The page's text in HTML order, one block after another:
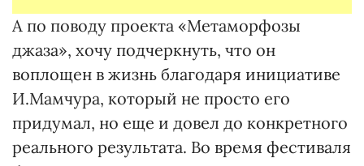
А по поводу проекта «Метаморфозы
джаза», хочу подчеркнуть, что он
воплощен в жизнь благодаря инициативе
И.Мамчура, который не просто его
придумал, но еще и довел до конкретного
реального результата. Во время фестиваля